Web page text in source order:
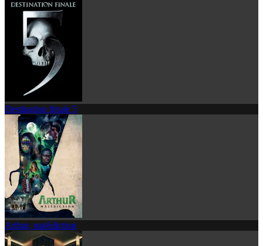
Destination finale 5
Arthur, malédiction